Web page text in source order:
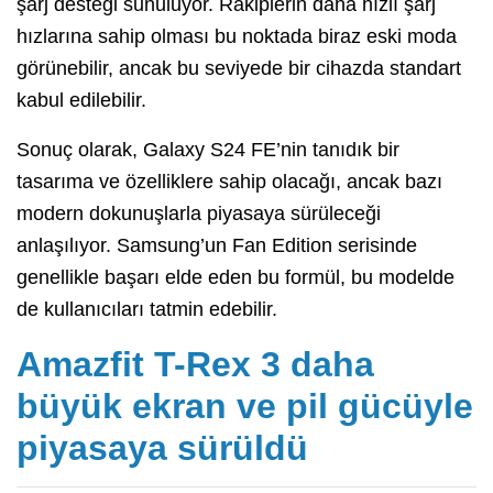
şarj desteği sunuluyor. Rakiplerin daha hızlı şarj
hızlarına sahip olması bu noktada biraz eski moda
görünebilir, ancak bu seviyede bir cihazda standart
kabul edilebilir.
Sonuç olarak, Galaxy S24 FE’nin tanıdık bir
tasarıma ve özelliklere sahip olacağı, ancak bazı
modern dokunuşlarla piyasaya sürüleceği
anlaşılıyor. Samsung’un Fan Edition serisinde
genellikle başarı elde eden bu formül, bu modelde
de kullanıcıları tatmin edebilir.
Amazfit T-Rex 3 daha
büyük ekran ve pil gücüyle
piyasaya sürüldü